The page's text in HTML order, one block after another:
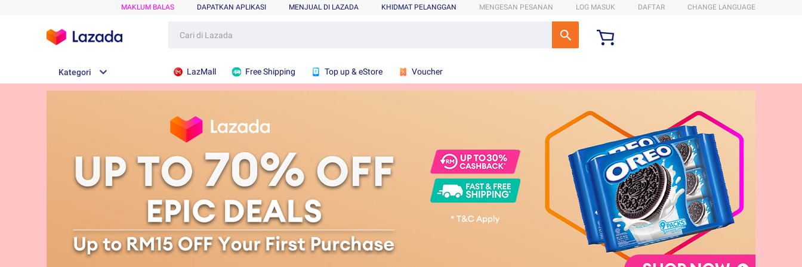
MAKLUM BALAS DAPATKAN APLIKASI MENJUAL DI LAZADA KHIDMAT PELANGGAN MENGESAN PESANAN LOG MASUK DAFTAR CHANGE LANGUAGE
Kategori LazMall Free Shipping Top up & eStore Voucher